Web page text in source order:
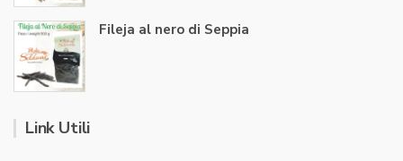
Fileja al nero di Seppia
Link Utili